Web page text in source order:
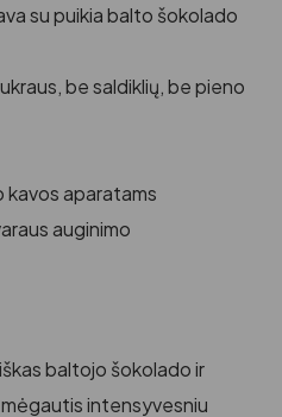
su puikia balto šokolado
be saldiklių, be pieno
kavos aparatams
auginimo
baltojo šokolado ir
intensyvesniu